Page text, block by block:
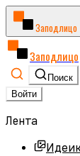
Заподлицо
Заподлицо
Поиск
Войти
Лента
Идеи